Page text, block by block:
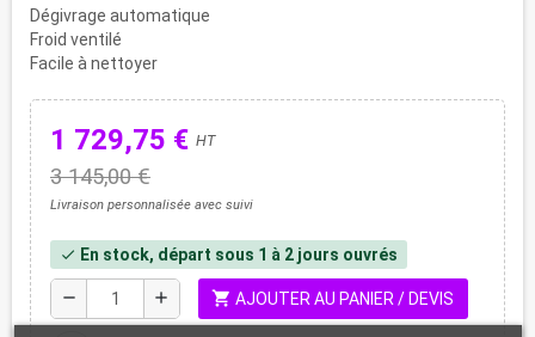
Dégivrage automatique
Froid ventilé
Facile à nettoyer
1 729,75 € HT
3 145,00 €
Livraison personnalisée avec suivi
check En stock, départ sous 1 à 2 jours ouvrés
remove add shopping_cart AJOUTER AU PANIER / DEVIS